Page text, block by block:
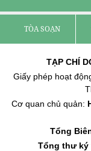
TÒA SOẠN
TẠP CHÍ
Giấy phép hoạt
Cơ quan chủ quản:
Tổng
Tổng thư ký